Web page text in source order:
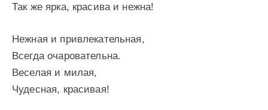
Так же ярка, красива и нежна!
Нежная и привлекательная,
Всегда очаровательна.
Веселая и милая,
Чудесная, красивая!